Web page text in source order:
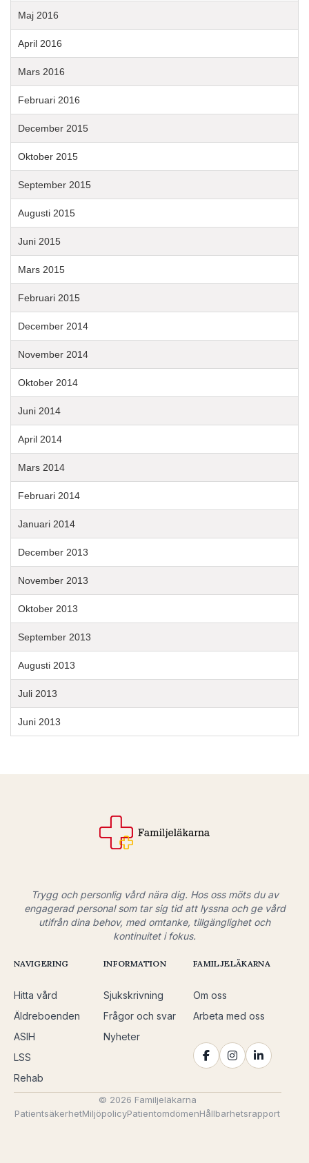
Maj 2016
April 2016
Mars 2016
Februari 2016
December 2015
Oktober 2015
September 2015
Augusti 2015
Juni 2015
Mars 2015
Februari 2015
December 2014
November 2014
Oktober 2014
Juni 2014
April 2014
Mars 2014
Februari 2014
Januari 2014
December 2013
November 2013
Oktober 2013
September 2013
Augusti 2013
Juli 2013
Juni 2013
Trygg och personlig vård nära dig. Hos oss möts du av
engagerad personal som tar sig tid att lyssna och ge vård
utifrån dina behov, med omtanke, tillgänglighet och
kontinuitet i fokus.
NAVIGERING
Hitta vård
Äldreboenden
ASIH
LSS
Rehab
INFORMATION
Sjukskrivning
Frågor och svar
Nyheter
FAMILJELÄKARNA
Om oss
Arbeta med oss
© 2026 Familjeläkarna
PatientsäkerhetMiljöpolicyPatientomdömenHållbarhetsrapport